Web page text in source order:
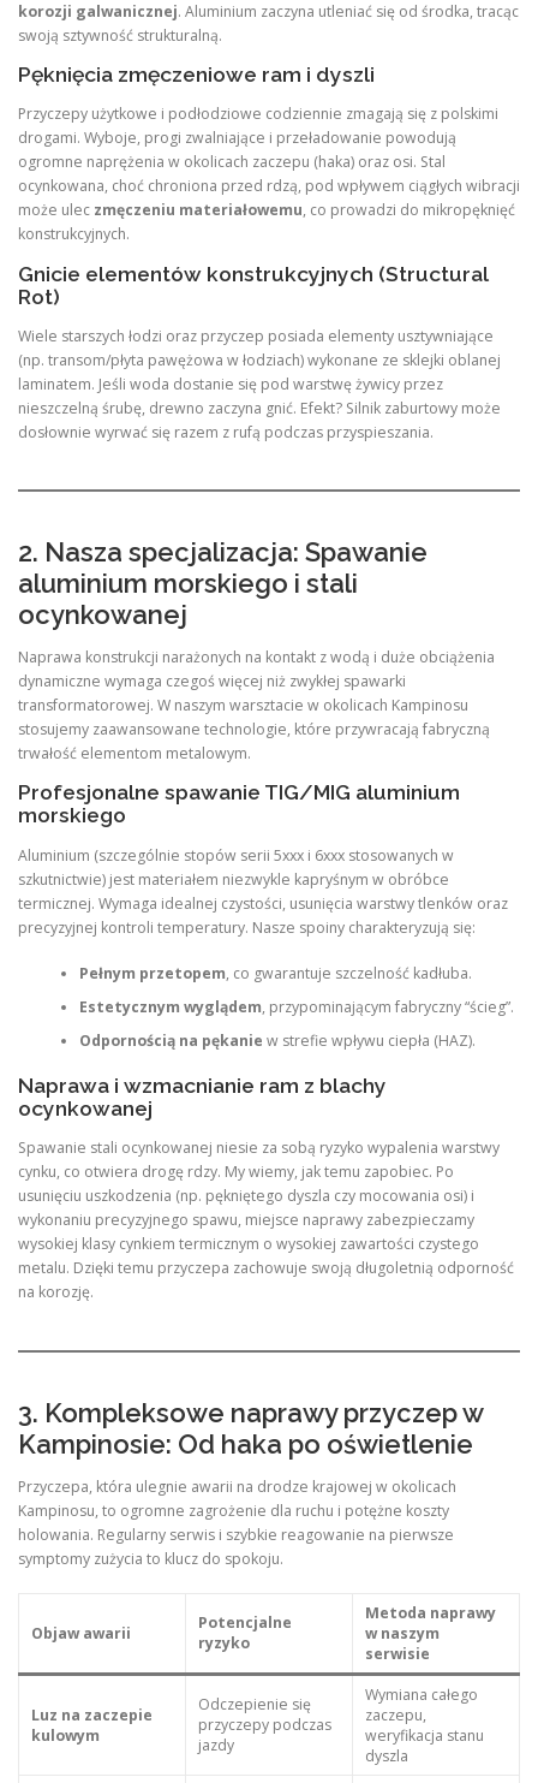
korozji galwanicznej. Aluminium zaczyna utleniać się od środka, tracąc
swoją sztywność strukturalną.
Pęknięcia zmęczeniowe ram i dyszli
Przyczepy użytkowe i podłodziowe codziennie zmagają się z polskimi
drogami. Wyboje, progi zwalniające i przeładowanie powodują
ogromne naprężenia w okolicach zaczepu (haka) oraz osi. Stal
ocynkowana, choć chroniona przed rdzą, pod wpływem ciągłych wibracji
może ulec zmęczeniu materiałowemu, co prowadzi do mikropęknięć
konstrukcyjnych.
Gnicie elementów konstrukcyjnych (Structural
Rot)
Wiele starszych łodzi oraz przyczep posiada elementy usztywniające
(np. transom/płyta pawężowa w łodziach) wykonane ze sklejki oblanej
laminatem. Jeśli woda dostanie się pod warstwę żywicy przez
nieszczelną śrubę, drewno zaczyna gnić. Efekt? Silnik zaburtowy może
dosłownie wyrwać się razem z rufą podczas przyspieszania.
2. Nasza specjalizacja: Spawanie
aluminium morskiego i stali
ocynkowanej
Naprawa konstrukcji narażonych na kontakt z wodą i duże obciążenia
dynamiczne wymaga czegoś więcej niż zwykłej spawarki
transformatorowej. W naszym warsztacie w okolicach Kampinosu
stosujemy zaawansowane technologie, które przywracają fabryczną
trwałość elementom metalowym.
Profesjonalne spawanie TIG/MIG aluminium
morskiego
Aluminium (szczególnie stopów serii 5xxx i 6xxx stosowanych w
szkutnictwie) jest materiałem niezwykle kapryśnym w obróbce
termicznej. Wymaga idealnej czystości, usunięcia warstwy tlenków oraz
precyzyjnej kontroli temperatury. Nasze spoiny charakteryzują się:
Pełnym przetopem, co gwarantuje szczelność kadłuba.
Estetycznym wyglądem, przypominającym fabryczny “ścieg”.
Odpornością na pękanie w strefie wpływu ciepła (HAZ).
Naprawa i wzmacnianie ram z blachy
ocynkowanej
Spawanie stali ocynkowanej niesie za sobą ryzyko wypalenia warstwy
cynku, co otwiera drogę rdzy. My wiemy, jak temu zapobiec. Po
usunięciu uszkodzenia (np. pękniętego dyszla czy mocowania osi) i
wykonaniu precyzyjnego spawu, miejsce naprawy zabezpieczamy
wysokiej klasy cynkiem termicznym o wysokiej zawartości czystego
metalu. Dzięki temu przyczepa zachowuje swoją długoletnią odporność
na korozję.
3. Kompleksowe naprawy przyczep w
Kampinosie: Od haka po oświetlenie
Przyczepa, która ulegnie awarii na drodze krajowej w okolicach
Kampinosu, to ogromne zagrożenie dla ruchu i potężne koszty
holowania. Regularny serwis i szybkie reagowanie na pierwsze
symptomy zużycia to klucz do spokoju.
Objaw awarii
Potencjalne
ryzyko
Metoda naprawy
w naszym
serwisie
Luz na zaczepie
kulowym
Odczepienie się
przyczepy podczas
jazdy
Wymiana całego
zaczepu,
weryfikacja stanu
dyszla